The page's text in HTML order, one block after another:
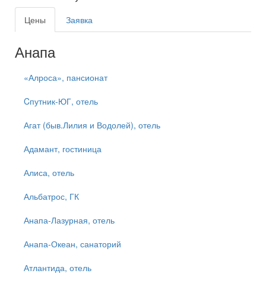
Цены Заявка
Анапа
«Алроса», пансионат
Cпутник-ЮГ, отель
Агат (быв.Лилия и Водолей), отель
Адамант, гостиница
Алиса, отель
Альбатрос, ГК
Анапа-Лазурная, отель
Анапа-Океан, санаторий
Атлантида, отель